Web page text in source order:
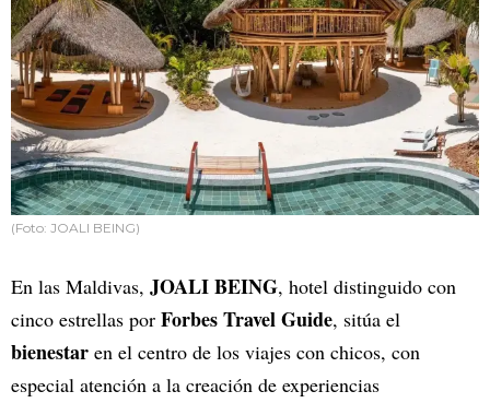
(Foto: JOALI BEING)
En las Maldivas, JOALI BEING, hotel distinguido con
cinco estrellas por Forbes Travel Guide, sitúa el
bienestar en el centro de los viajes con chicos, con
especial atención a la creación de experiencias